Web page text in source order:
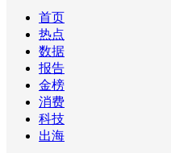
首页
热点
数据
报告
金榜
消费
科技
出海